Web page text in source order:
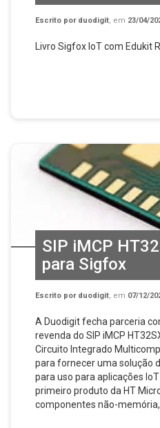
Escrito por duodigit, em 23/04/
Livro Sigfox IoT com Edukit
SIP iMCP
para Sigfox
Escrito por duodigit, em 07/12/
A Duodigit fecha parceria
revenda do SIP iMCP
Circuito Integrado
para fornecer uma solução
para uso para aplicações
primeiro produto da HT
componentes não-memória,